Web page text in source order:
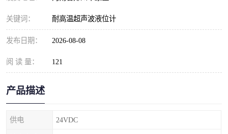
关键词： 耐高温超声波液位计
发布日期： 2026-08-08
阅 读 量： 121
产品描述
供电 24VDC